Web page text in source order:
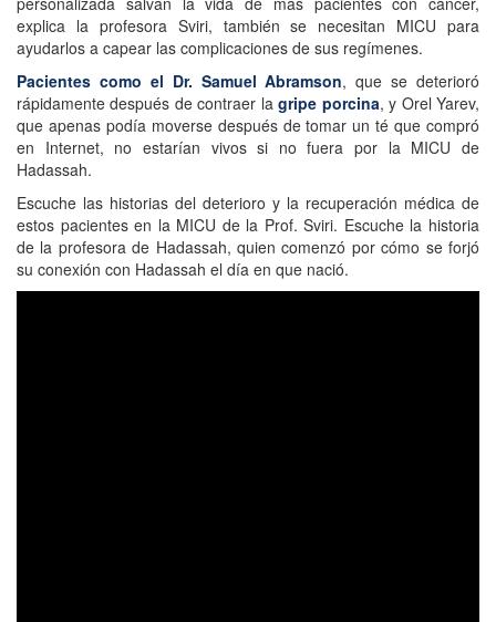
explica la profesora Sviri, también se necesitan MICU para
ayudarlos a capear las complicaciones de sus regímenes.
Pacientes como el Dr. Samuel Abramson, que se deterioró
rápidamente después de contraer lagripe porcina, y Orel Yarev,
que apenas podía moverse después de tomar un té que compró
en Internet, no estarían vivos si no fuera por la MICU de
Hadassah.
Escuche las historias del deterioro y la recuperación médica de
estos pacientes en la MICU de la Prof. Sviri. Escuche la historia
de la profesora de Hadassah, quien comenzó por cómo se forjó
su conexión con Hadassah el día en que nació.